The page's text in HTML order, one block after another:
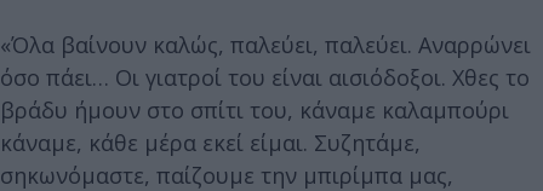
«Όλα βαίνουν καλώς, παλεύει, παλεύει. Αναρρώνει
όσο πάει… Οι γιατροί του είναι αισιόδοξοι. Χθες το
βράδυ ήμουν στο σπίτι του, κάναμε καλαμπούρι
κάναμε, κάθε μέρα εκεί είμαι. Συζητάμε,
σηκωνόμαστε, παίζουμε την μπιρίμπα μας,